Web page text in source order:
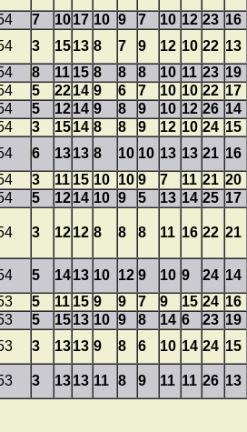
7 1017 10 9 7 10 12 23 16
3 1513 8 7 9 12 10 22 13
8 11 15 8 8 8 10 11 23 19
5 2214 9 6 7 10 10 22 17
5 1214 9 8 9 10 12 26 14
3 1514 8 8 9 12 10 24 15
6 1313 8 10 10 13 13 21 16
3 11 15 10 10 9 7 11 21 20
5 1214 10 9 5 13 14 25 17
3 1212 8 8 8 11 16 22 21
5 1413 10 12 9 10 9 24 14
5 11 15 9 9 7 9 15 24 16
5 1513 10 9 8 14 6 23 19
3 1313 9 8 6 10 14 24 15
3 1313 11 8 9 11 11 26 13